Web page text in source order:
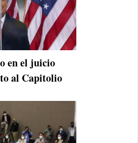
en el juicio
al Capitolio